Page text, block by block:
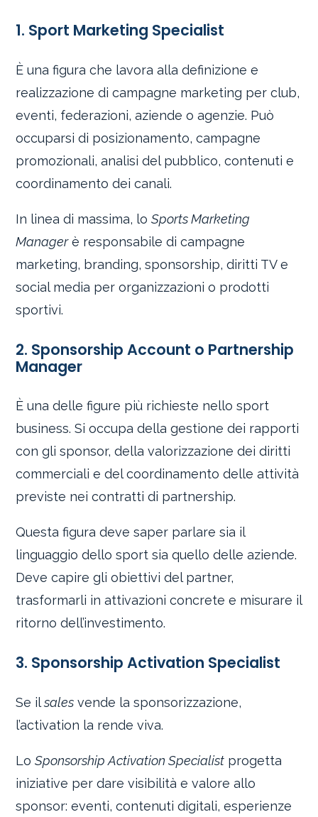
1. Sport Marketing Specialist
È una figura che lavora alla definizione e
realizzazione di campagne marketing per club,
eventi, federazioni, aziende o agenzie. Può
occuparsi di posizionamento, campagne
promozionali, analisi del pubblico, contenuti e
coordinamento dei canali.
In linea di massima, loSports Marketing
Managerè responsabile di campagne
marketing, branding, sponsorship, diritti TV e
social media per organizzazioni o prodotti
sportivi.
2. Sponsorship Account o Partnership
Manager
È una delle figure più richieste nello sport
business. Si occupa della gestione dei rapporti
con gli sponsor, della valorizzazione dei diritti
commerciali e del coordinamento delle attività
previste nei contratti di partnership.
Questa figura deve saper parlare sia il
linguaggio dello sport sia quello delle aziende.
Deve capire gli obiettivi del partner,
trasformarli in attivazioni concrete e misurare il
ritorno dell’investimento.
3. Sponsorship Activation Specialist
Se ilsales vende la sponsorizzazione,
l’activation la rende viva.
LoSponsorship Activation Specialist progetta
iniziative per dare visibilità e valore allo
sponsor: eventi, contenuti digitali, esperienze